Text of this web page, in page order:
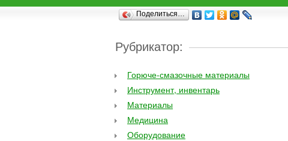
Поделиться…
Рубрикатор:
Горюче-смазочные материалы
Инструмент, инвентарь
Материалы
Медицина
Оборудование